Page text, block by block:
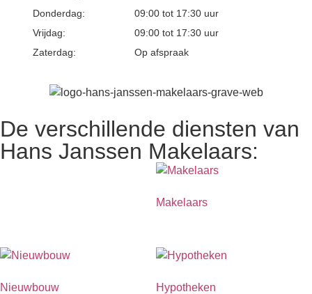
Donderdag:
09:00 tot 17:30 uur
Vrijdag:
09:00 tot 17:30 uur
Zaterdag:
Op afspraak
De verschillende diensten van
Hans Janssen Makelaars:
Makelaars
Nieuwbouw Hypotheken